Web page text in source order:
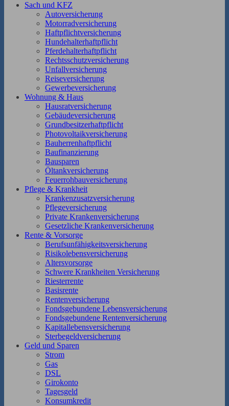
Sach und KFZ
Autoversicherung
Motorradversicherung
Haftpflichtversicherung
Hundehalterhaftpflicht
Pferdehalterhaftpflicht
Rechtsschutzversicherung
Unfallversicherung
Reiseversicherung
Gewerbeversicherung
Wohnung & Haus
Hausratversicherung
Gebäudeversicherung
Grundbesitzerhaftpflicht
Photovoltaikversicherung
Bauherrenhaftpflicht
Baufinanzierung
Bausparen
Öltankversicherung
Feuerrohbauversicherung
Pflege & Krankheit
Krankenzusatzversicherung
Pflegeversicherung
Private Krankenversicherung
Gesetzliche Krankenversicherung
Rente & Vorsorge
Berufs­unfähigkeitsversicherung
Risikolebensversicherung
Altersvorsorge
Schwere Krankheiten Versicherung
Riesterrente
Basisrente
Rentenversicherung
Fondsgebundene Lebensversicherung
Fondsgebundene Rentenversicherung
Kapitallebensversicherung
Sterbegeldversicherung
Geld und Sparen
Strom
Gas
DSL
Girokonto
Tagesgeld
Konsumkredit